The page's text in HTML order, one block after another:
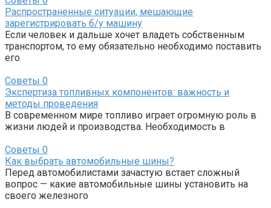
Распространенные ситуации, мешающие
зарегистрировать б/у машину
Если человек и дальше хочет владеть собственным
транспортом, то ему обязательно необходимо поставить
его
Советы 0
Экспертиза топливных компонентов: важность и
методы проведения
В современном мире топливо играет огромную роль в
жизни людей и производства. Необходимость в
Советы 0
Как выбрать автомобильные шины?
Перед автомобилистами зачастую встает сложный
вопрос — какие автомобильные шины установить на
своего железного